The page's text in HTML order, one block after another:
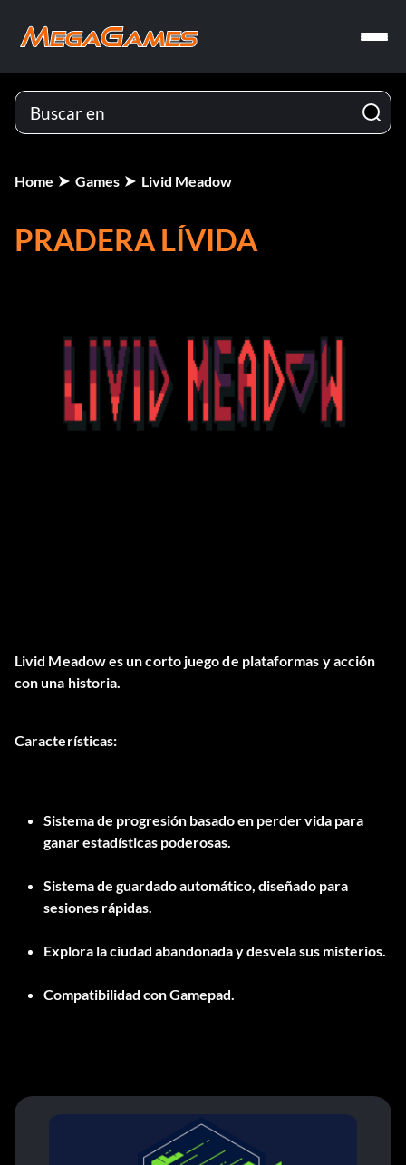
Home Games Livid Meadow
PRADERA LÍVIDA
Livid Meadow es un corto juego de plataformas y acción
con una historia.
Características:
Sistema de progresión basado en perder vida para
ganar estadísticas poderosas.
Sistema de guardado automático, diseñado para
sesiones rápidas.
Explora la ciudad abandonada y desvela sus misterios.
Compatibilidad con Gamepad.